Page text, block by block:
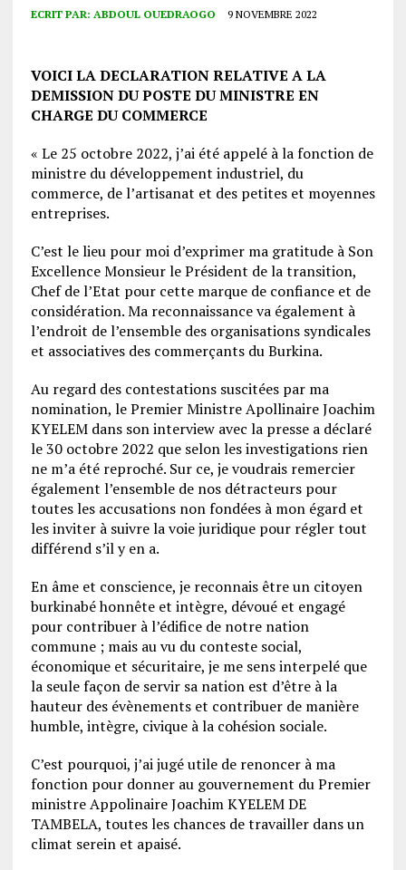
ECRIT PAR: ABDOUL OUEDRAOGO 9 NOVEMBRE 2022
VOICI LA DECLARATION RELATIVE A LA
DEMISSION DU POSTE DU MINISTRE EN
CHARGE DU COMMERCE
« Le 25 octobre 2022, j’ai été appelé à la fonction de
ministre du développement industriel, du
commerce, de l’artisanat et des petites et moyennes
entreprises.
C’est le lieu pour moi d’exprimer ma gratitude à Son
Excellence Monsieur le Président de la transition,
Chef de l’Etat pour cette marque de confiance et de
considération. Ma reconnaissance va également à
l’endroit de l’ensemble des organisations syndicales
et associatives des commerçants du Burkina.
Au regard des contestations suscitées par ma
nomination, le Premier Ministre Apollinaire Joachim
KYELEM dans son interview avec la presse a déclaré
le 30 octobre 2022 que selon les investigations rien
ne m’a été reproché. Sur ce, je voudrais remercier
également l’ensemble de nos détracteurs pour
toutes les accusations non fondées à mon égard et
les inviter à suivre la voie juridique pour régler tout
différend s’il y en a.
En âme et conscience, je reconnais être un citoyen
burkinabé honnête et intègre, dévoué et engagé
pour contribuer à l’édifice de notre nation
commune ; mais au vu du conteste social,
économique et sécuritaire, je me sens interpelé que
la seule façon de servir sa nation est d’être à la
hauteur des évènements et contribuer de manière
humble, intègre, civique à la cohésion sociale.
C’est pourquoi, j’ai jugé utile de renoncer à ma
fonction pour donner au gouvernement du Premier
ministre Appolinaire Joachim KYELEM DE
TAMBELA, toutes les chances de travailler dans un
climat serein et apaisé.